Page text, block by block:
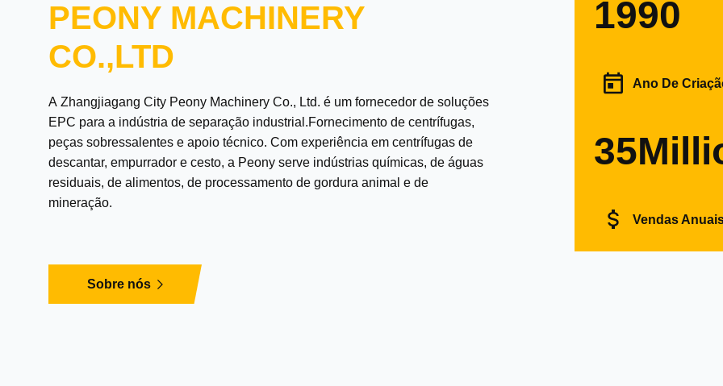
PEONY MACHINERY
CO.,LTD
A Zhangjiagang City Peony Machinery Co., Ltd. é um fornecedor de soluções
EPC para a indústria de separação industrial.Fornecimento de centrífugas,
peças sobressalentes e apoio técnico. Com experiência em centrífugas de
descantar, empurrador e cesto, a Peony serve indústrias químicas, de águas
residuais, de alimentos, de processamento de gordura animal e de
mineração.
Sobre nós
1990
Ano De
Vendas